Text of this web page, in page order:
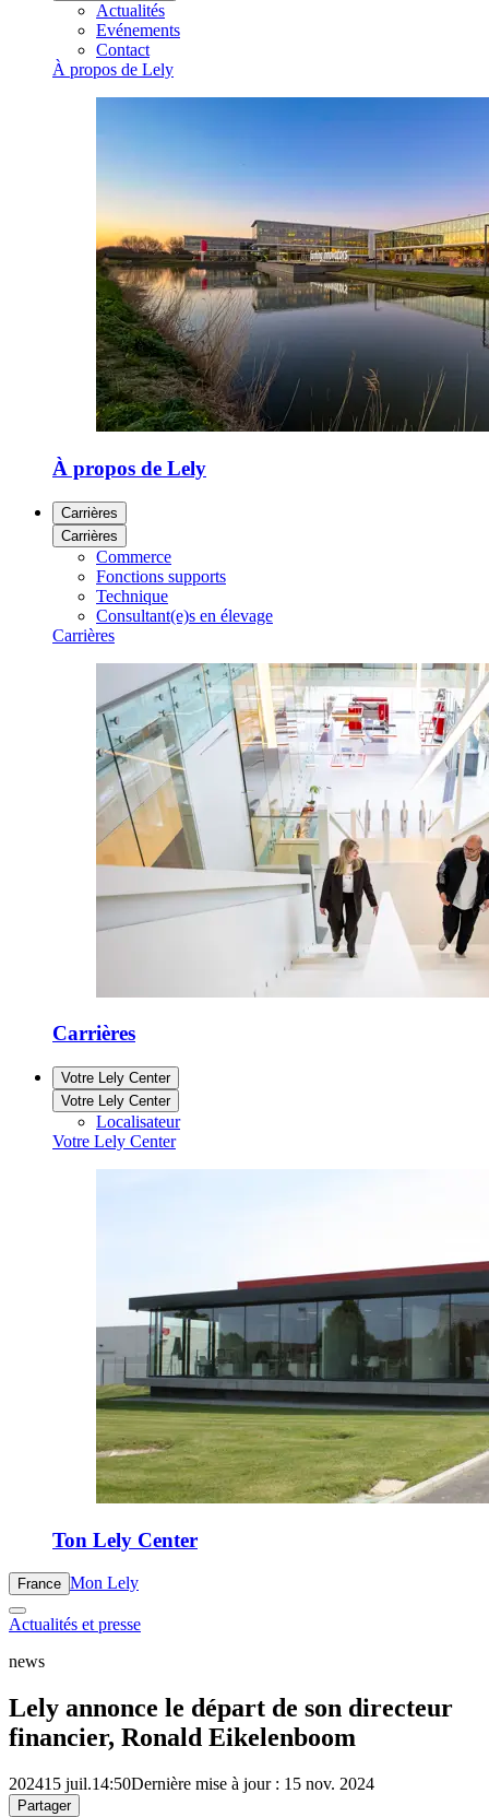
Actualités
Evénements
Contact
À propos de Lely
À propos de Lely
Carrières
Carrières
Commerce
Fonctions supports
Technique
Consultant(e)s en élevage
Carrières
Carrières
Votre Lely Center
Votre Lely Center
Localisateur
Votre Lely Center
Ton Lely Center
France Mon Lely
Actualités et presse
news
Lely annonce le départ de son directeur
financier, Ronald Eikelenboom
202415 juil.14:50Dernière mise à jour : 15 nov. 2024
Partager